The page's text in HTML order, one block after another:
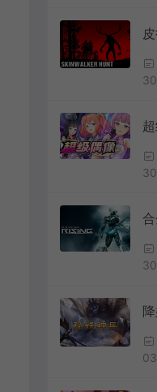
30
30
30
03